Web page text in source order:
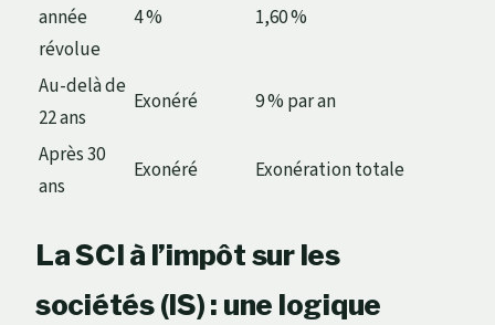
année
révolue
4 % 1,60 %
Au-delà de
22 ans
Exonéré
9 % par an
Après 30
ans
Exonéré Exonération totale
La SCI à l’impôt sur les
sociétés (IS) : une logique